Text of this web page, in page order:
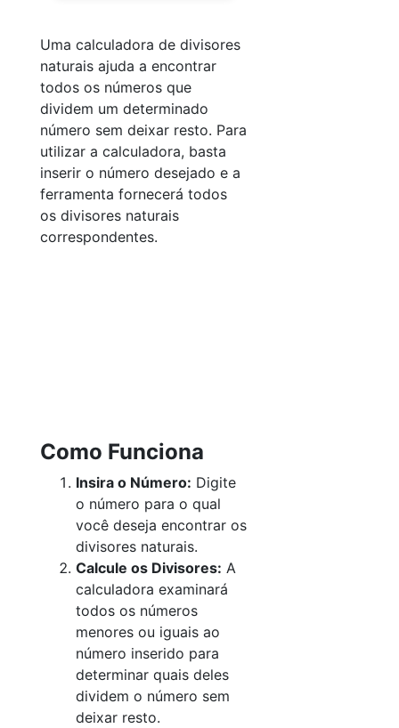
Uma calculadora de divisores
naturais ajuda a encontrar
todos os números que
dividem um determinado
número sem deixar resto. Para
utilizar a calculadora, basta
inserir o número desejado e a
ferramenta fornecerá todos
os divisores naturais
correspondentes.
Como Funciona
Insira o Número: Digite
o número para o qual
você deseja encontrar os
divisores naturais.
Calcule os Divisores: A
calculadora examinará
todos os números
menores ou iguais ao
número inserido para
determinar quais deles
dividem o número sem
deixar resto.